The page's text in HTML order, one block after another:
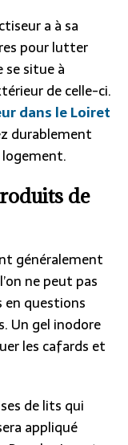
a à sa
pour lutter
se situe à
de celle-ci.
dans le Loiret
durablement
de
généralement
ne peut pas
en questions
Un gel inodore
les cafards et
de lits qui
appliqué